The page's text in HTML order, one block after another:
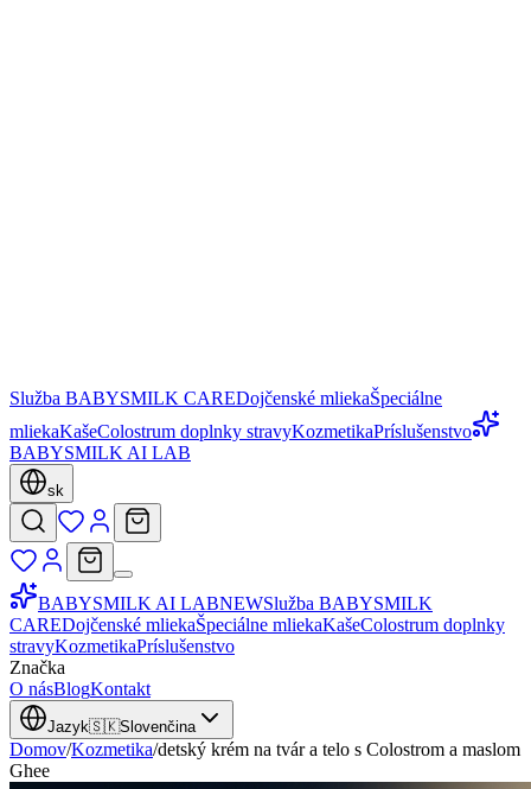
Služba BABYSMILK CAREDojčenské mliekaŠpeciálne
mliekaKašeColostrum doplnky stravyKozmetikaPríslušenstvo
BABYSMILK AI LAB
sk
BABYSMILK AI LABNEWSlužba BABYSMILK
CAREDojčenské mliekaŠpeciálne mliekaKašeColostrum doplnky
stravyKozmetikaPríslušenstvo
Značka
O násBlogKontakt
Jazyk🇸🇰Slovenčina
Domov/Kozmetika/detský krém na tvár a telo s Colostrom a maslom
Ghee